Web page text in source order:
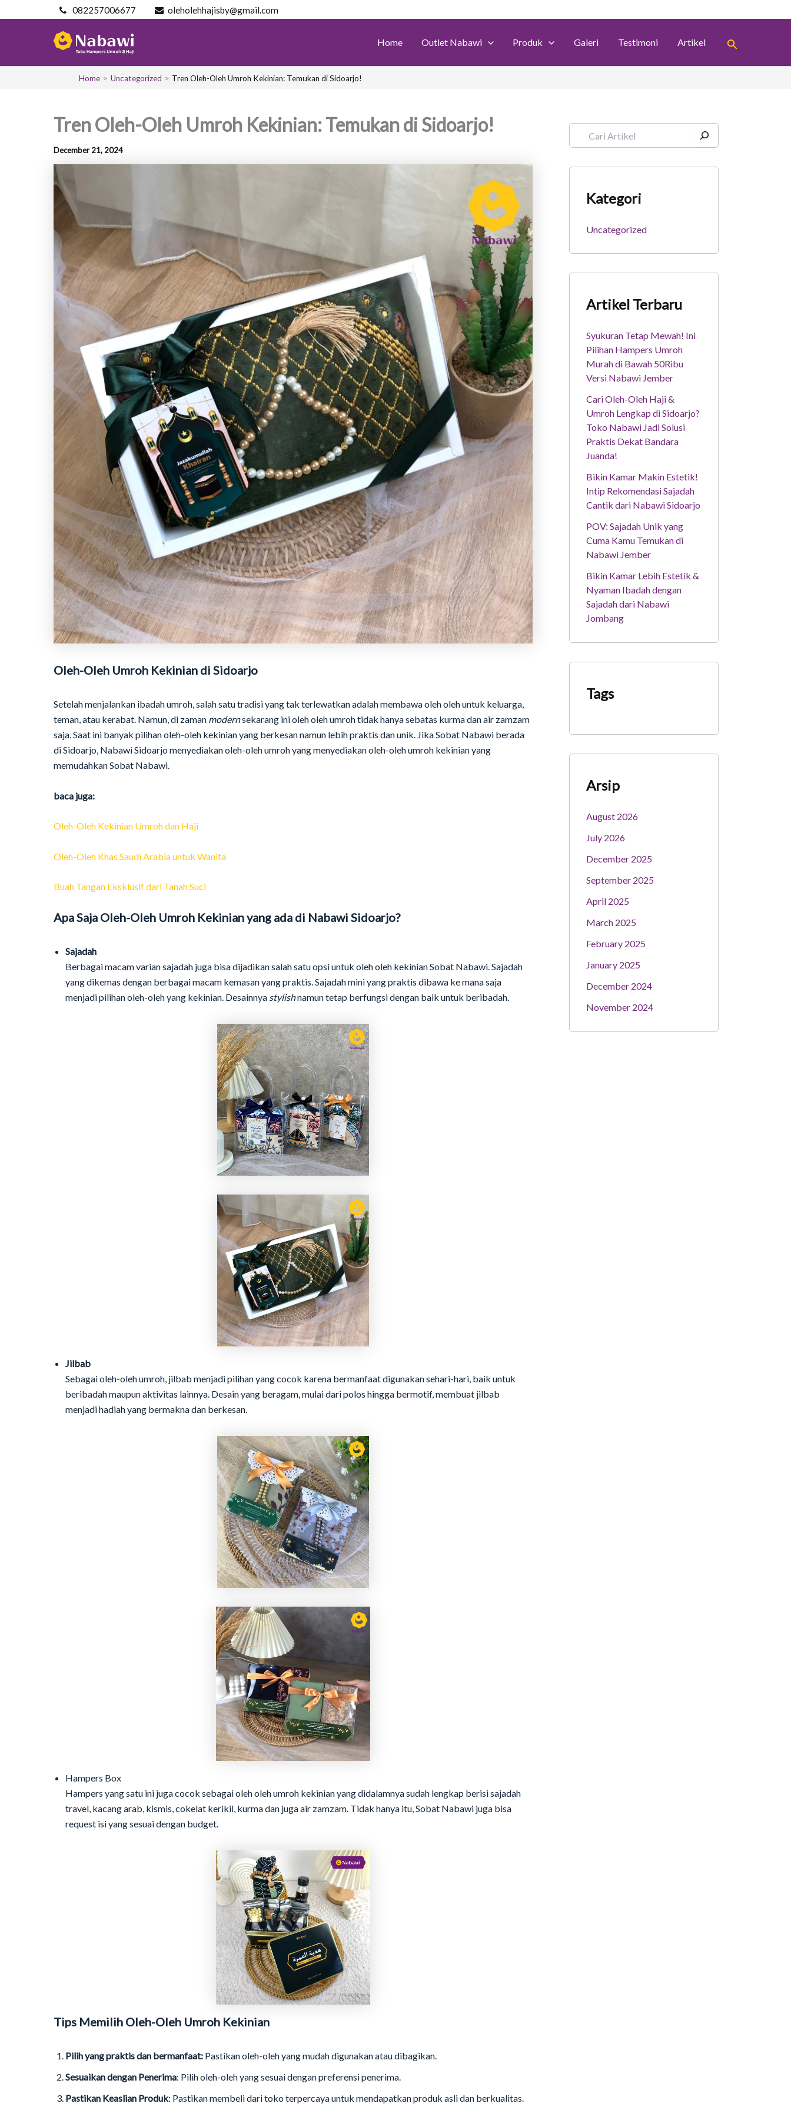
to
082257006677 oleholehhajisby@gmail.com
Home Outlet Nabawi Produk Galeri Testimoni Artikel Search
Home Uncategorized Tren Oleh-Oleh Umroh Kekinian: Temukan di Sidoarjo!
Tren Oleh-Oleh Umroh Kekinian: Temukan di Sidoarjo!
December 21, 2024
Oleh-Oleh Umroh Kekinian di Sidoarjo
Setelah menjalankan ibadah umroh, salah satu tradisi yang tak terlewatkan adalah membawa oleh oleh untuk keluarga,
teman, atau kerabat. Namun, di zaman modernsekarang ini oleh oleh umroh tidak hanya sebatas kurma dan air zamzam
saja. Saat ini banyak pilihan oleh-oleh kekinian yang berkesan namun lebih praktis dan unik. Jika Sobat Nabawi berada
di Sidoarjo, Nabawi Sidoarjo menyediakan oleh-oleh umroh yang menyediakan oleh-oleh umroh kekinian yang
memudahkan Sobat Nabawi.
baca juga:
Oleh-Oleh Kekinian Umroh dan Haji
Oleh-Oleh Khas Saudi Arabia untuk Wanita
Buah Tangan Eksklusif dari Tanah Suci
Apa Saja Oleh-Oleh Umroh Kekinian yang ada di Nabawi Sidoarjo?
Sajadah
Berbagai macam varian sajadah juga bisa dijadikan salah satu opsi untuk oleh oleh kekinian Sobat Nabawi. Sajadah
yang dikemas dengan berbagai macam kemasan yang praktis. Sajadah mini yang praktis dibawa ke mana saja
menjadi pilihan oleh-oleh yang kekinian. Desainnya stylishnamun tetap berfungsi dengan baik untuk beribadah.
Jilbab
Sebagai oleh-oleh umroh, jilbab menjadi pilihan yang cocok karena bermanfaat digunakan sehari-hari, baik untuk
beribadah maupun aktivitas lainnya. Desain yang beragam, mulai dari polos hingga bermotif, membuat jilbab
menjadi hadiah yang bermakna dan berkesan.
Hampers Box
Hampers yang satu ini juga cocok sebagai oleh oleh umroh kekinian yang didalamnya sudah lengkap berisi sajadah
travel, kacang arab, kismis, cokelat kerikil, kurma dan juga air zamzam. Tidak hanya itu, Sobat Nabawi juga bisa
request isi yang sesuai dengan budget.
Tips Memilih Oleh-Oleh Umroh Kekinian
Pilih yang praktis dan bermanfaat: Pastikan oleh-oleh yang mudah digunakan atau dibagikan.
Sesuaikan dengan Penerima: Pilih oleh-oleh yang sesuai dengan preferensi penerima.
Pastikan Keaslian Produk: Pastikan membeli dari toko terpercaya untuk mendapatkan produk asli dan berkualitas.
e
h
Kategori
Uncategorized
Artikel Terbaru
Syukuran Tetap Mewah! Ini
Pilihan Hampers Umroh
Murah di Bawah 50Ribu
Versi Nabawi Jember
Cari Oleh-Oleh Haji &
Umroh Lengkap di Sidoarjo?
Toko Nabawi Jadi Solusi
Praktis Dekat Bandara
Juanda!
Bikin Kamar Makin Estetik!
Intip Rekomendasi Sajadah
Cantik dari Nabawi Sidoarjo
POV: Sajadah Unik yang
Cuma Kamu Temukan di
Nabawi Jember
Bikin Kamar Lebih Estetik &
Nyaman Ibadah dengan
Sajadah dari Nabawi
Jombang
Tags
Arsip
August 2026
July 2026
December 2025
September 2025
April 2025
March 2025
February 2025
January 2025
December 2024
November 2024